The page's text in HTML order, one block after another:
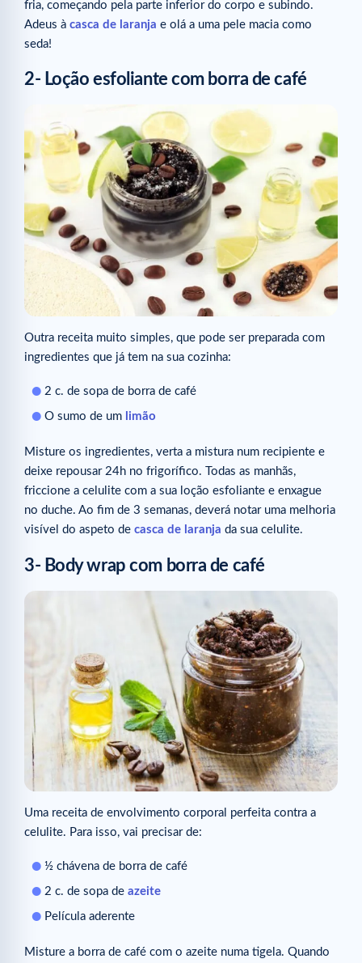
fria, começando pela parte inferior do corpo e subindo.
Adeus à casca de laranja e olá a uma pele macia como
seda!
2- Loção esfoliante com borra de café
Outra receita muito simples, que pode ser preparada com
ingredientes que já tem na sua cozinha:
2 c. de sopa de borra de café
O sumo de um limão
Misture os ingredientes, verta a mistura num recipiente e
deixe repousar 24h no frigorífico. Todas as manhãs,
friccione a celulite com a sua loção esfoliante e enxague
no duche. Ao fim de 3 semanas, deverá notar uma melhoria
visível do aspeto de casca de laranja da sua celulite.
3- Body wrap com borra de café
Uma receita de envolvimento corporal perfeita contra a
celulite. Para isso, vai precisar de:
½ chávena de borra de café
2 c. de sopa de azeite
Película aderente
Misture a borra de café com o azeite numa tigela. Quando